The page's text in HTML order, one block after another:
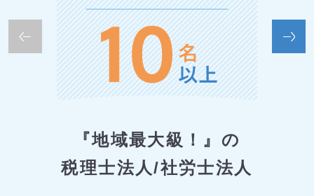
『地域最大級！』の
税理士法人/社労士法人